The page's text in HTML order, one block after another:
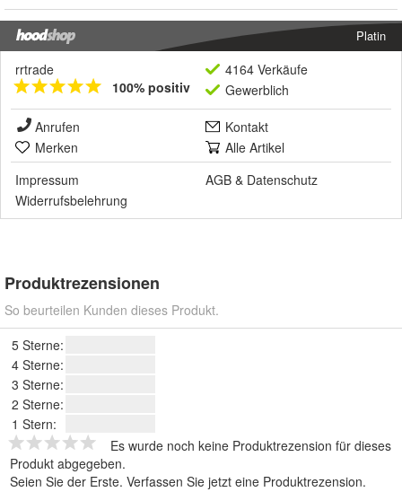
Platin
rrtrade
100% positiv
4164 Verkäufe
Gewerblich
Anrufen
Kontakt
Merken
Alle Artikel
Impressum
AGB & Datenschutz
Widerrufsbelehrung
Produktrezensionen
So beurteilen Kunden dieses Produkt.
5 Sterne:
4 Sterne:
3 Sterne:
2 Sterne:
1 Stern:
Es wurde noch keine Produktrezension für dieses
Produkt abgegeben.
Seien Sie der Erste. Verfassen Sie jetzt eine Produktrezension.